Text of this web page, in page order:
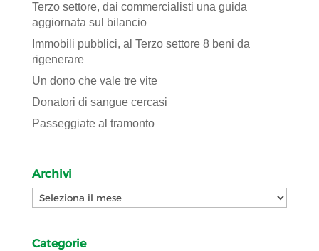
Terzo settore, dai commercialisti una guida
aggiornata sul bilancio
Immobili pubblici, al Terzo settore 8 beni da
rigenerare
Un dono che vale tre vite
Donatori di sangue cercasi
Passeggiate al tramonto
Archivi
Archivi
Categorie